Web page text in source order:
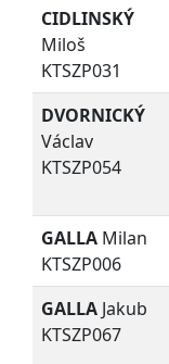
CIDLINSKÝ
Miloš
KTSZP031
DVORNICKÝ
Václav
KTSZP054
GALLA Milan
KTSZP006
GALLA Jakub
KTSZP067